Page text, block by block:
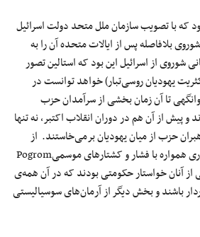
۱۹۴۸م. روزی بود که با تصویب سازمان ملل متحد دولت اسرائیل
بلافاصله پس از ایالات متحده آن را به
از اسرائیل این بود که استالین تصور
یهودیان روسی‌تبار) خواهد توانست در
تا آن زمان بخشی از سرآمدان حزب
پیش از آن هم در دوران انقلاب اکتبر، نه تنها
حزب از میان یهودیان برمی‌خاستند. از
دیرباز یهودیان در روسیه‌ی تزاری همواره با فشار و کشتارهای موسمی‌Pogrom
آنان خواستار حکومتی بودند که در آن همه‌ی
باشند و بخش دیگر از آرمان‌های سوسیالیستی